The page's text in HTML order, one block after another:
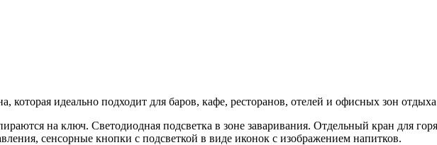
которая идеально подходит для баров, кафе, ресторанов, отелей и офисных зон
на ключ. Светодиодная подсветка в зоне заваривания. Отдельный кран для
сенсорные кнопки с подсветкой в виде иконок с изображением напитков.